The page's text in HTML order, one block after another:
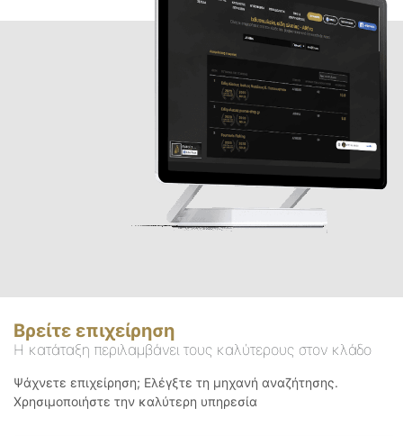
Βρείτε επιχείρηση
Η κατάταξη περιλαμβάνει τους καλύτερους στον κλάδο
Ψάχνετε επιχείρηση; Ελέγξτε τη μηχανή αναζήτησης.
Χρησιμοποιήστε την καλύτερη υπηρεσία